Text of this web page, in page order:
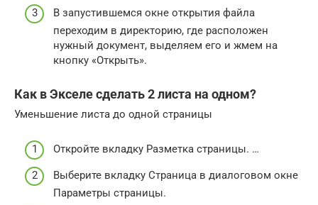
В запустившемся окне открытия файла
переходим в директорию, где расположен
нужный документ, выделяем его и жмем на
кнопку «Открыть».
Как в Экселе сделать 2 листа на одном?
Уменьшение листа до одной страницы
Откройте вкладку Разметка страницы. …
Выберите вкладку Страница в диалоговом окне
Параметры страницы.